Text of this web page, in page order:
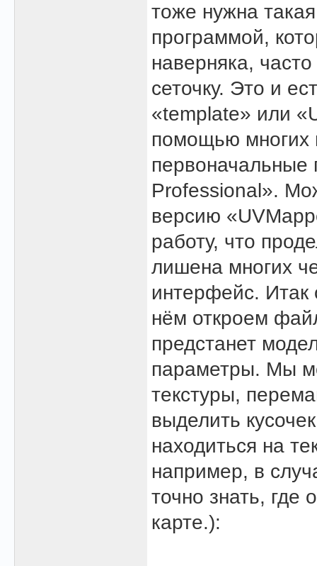
тоже нужна
программой,
наверняка,
сеточку. Это и
«template» или
помощью многих
первоначальные
Professional».
версию
работу, что
лишена многих
интерфейс. Итак
нём откроем
предстанет
параметры. Мы
текстуры,
выделить
находиться на
например, в
точно знать, где
карте.):